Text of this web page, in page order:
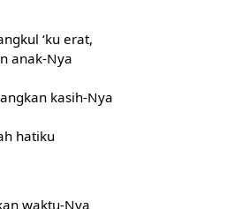
‘ku erat,
anak-Nya
kasih-Nya
hatiku
waktu-Nya